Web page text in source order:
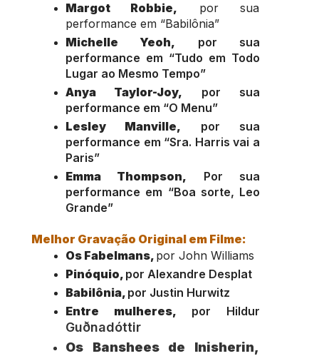
Margot Robbie, por sua
performance em “Babilônia”
Michelle Yeoh, por sua
performance em “Tudo em Todo
Lugar ao Mesmo Tempo”
Anya Taylor-Joy, por sua
performance em “O Menu”
Lesley Manville, por sua
performance em “Sra. Harris vai a
Paris”
Emma Thompson, Por sua
performance em “Boa sorte, Leo
Grande”
Melhor Gravação Original em Filme:
Os Fabelmans, por John Williams
Pinóquio, por Alexandre Desplat
Babilônia, por Justin Hurwitz
Entre mulheres,
Guðnadóttir
Os Banshees de Inisherin,